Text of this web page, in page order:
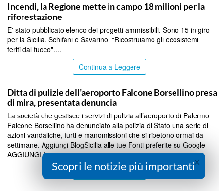
Incendi, la Regione mette in campo 18 milioni per la
riforestazione
E' stato pubblicato elenco dei progetti ammissibili. Sono 15 in giro
per la Sicilia. Schifani e Savarino: "Ricostruiamo gli ecosistemi
feriti dal fuoco"....
Continua a Leggere
Ditta di pulizie dell’aeroporto Falcone Borsellino presa
di mira, presentata denuncia
La società che gestisce i servizi di pulizia all’aeroporto di Palermo
Falcone Borsellino ha denunciato alla polizia di Stato una serie di
azioni vandaliche, furti e manomissioni che si ripetono ormai da
settimane. Aggiungi BlogSicilia alle tue Fonti preferite su Google
AGGIUNGI In questi giorni s...
Continua a Leggere
×
Scopri le notizie più importanti